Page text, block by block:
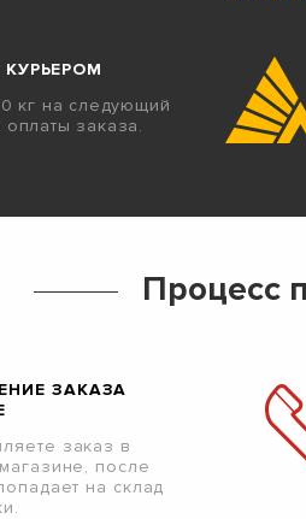
кг на следующий
заказа.
Процесс
ЗАКАЗА
заказ в
после
на склад